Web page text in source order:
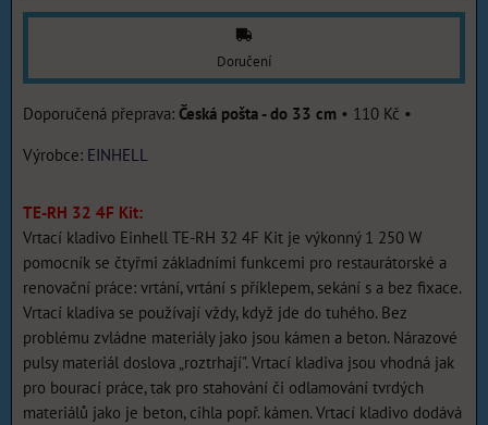
Doručení
Česká pošta - do 33 cm • 110 Kč •
Výrobce: EINHELL
TE-RH 32 4F Kit:
Vrtací kladivo Einhell TE-RH 32 4F Kit je výkonný 1 250 W
pomocník se čtyřmi základními funkcemi pro restaurátorské a
renovační práce: vrtání, vrtání s příklepem, sekání s a bez fixace.
Vrtací kladiva se používají vždy, když jde do tuhého. Bez
problému zvládne materiály jako jsou kámen a beton. Nárazové
pulsy materiál doslova „roztrhají". Vrtací kladiva jsou vhodná jak
pro bourací práce, tak pro stahování či odlamování tvrdých
materiálů jako je beton, cihla popř. kámen. Vrtací kladivo dodává